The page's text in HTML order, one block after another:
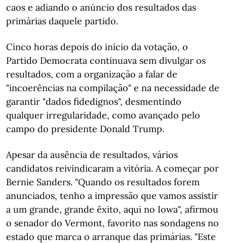
caos e adiando o anúncio dos resultados das
primárias daquele partido.
Cinco horas depois do início da votação, o
Partido Democrata continuava sem divulgar os
resultados, com a organização a falar de
"incoerências na compilação" e na necessidade de
garantir "dados fidedignos", desmentindo
qualquer irregularidade, como avançado pelo
campo do presidente Donald Trump.
Apesar da ausência de resultados, vários
candidatos reivindicaram a vitória. A começar por
Bernie Sanders. "Quando os resultados forem
anunciados, tenho a impressão que vamos assistir
a um grande, grande êxito, aqui no Iowa", afirmou
o senador do Vermont, favorito nas sondagens no
estado que marca o arranque das primárias. "Este